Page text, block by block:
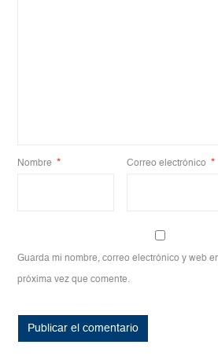
Nombre * Correo electrónico *
Guarda mi nombre, correo electrónico y web
próxima vez que comente.